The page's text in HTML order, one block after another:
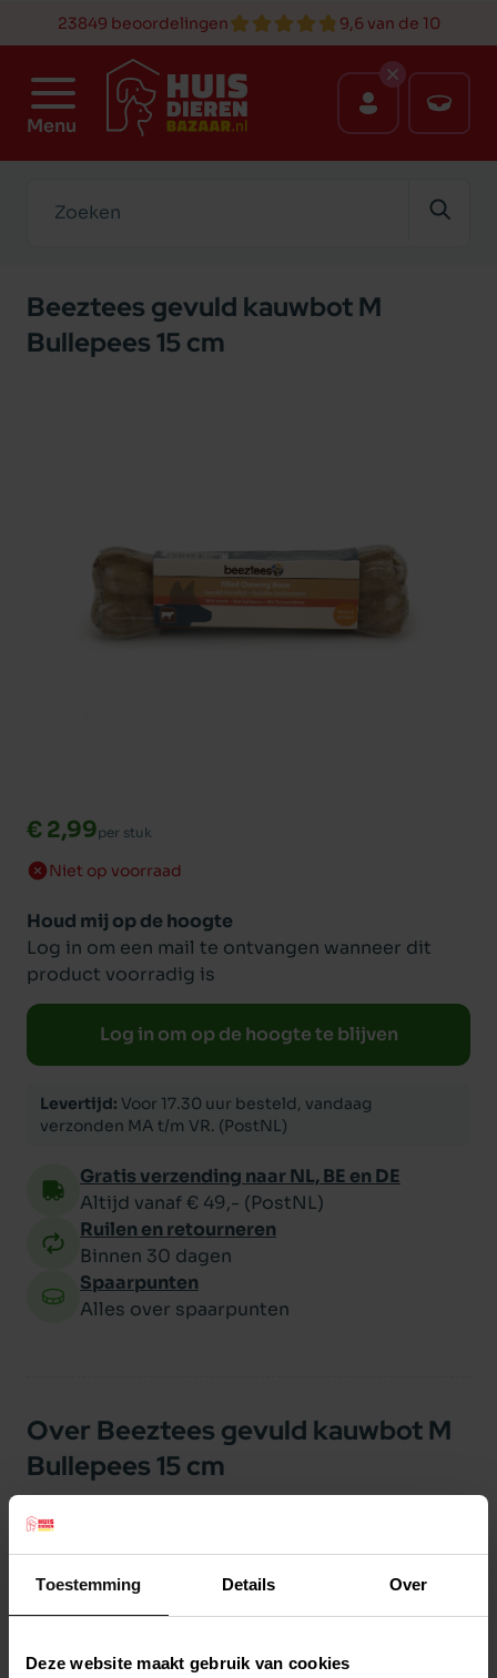
Toestemming Details Over
Deze website maakt gebruik van cookies
23849 beoordelingen 9,6 van de 10
Menu
Beeztees gevuld kauwbot M
Bullepees 15 cm
€ 2,99per stuk
Niet op voorraad
Houd mij op de hoogte
Log in om een mail te ontvangen wanneer dit
product voorradig is
Log in om op de hoogte te blijven
Levertijd: Voor 17.30 uur besteld, vandaag
verzonden MA t/m VR. (PostNL)
Gratis verzending naar NL, BE en DE
Altijd vanaf € 49,- (PostNL)
Ruilen en retourneren
Binnen 30 dagen
Spaarpunten
Alles over spaarpunten
Over Beeztees gevuld kauwbot M
Bullepees 15 cm
Beeztees kauwbot gevuld met bullepees.
Premium Thaise kwaliteit. Onweerstaanbaar voor
uw hond. Per 1 stuks verpakt. Lengte 15 cm.